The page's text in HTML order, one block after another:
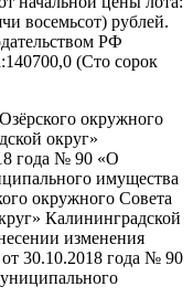
восемьсот) рублей.
РФ
(Сто сорок
окружного
округ»
года № 90 «О
имущества
окружного Совета
Калининградской
изменения
30.10.2018 года № 90